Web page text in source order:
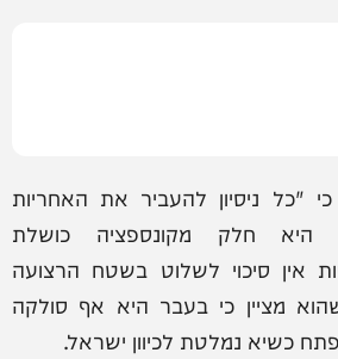
"כל ניסיון להעביר את האחריות
היא חלק מקונספציה כושלת
אין סיכוי לשלוט בשטח הרצועה
מציין כי בעבר היא אף סולקה
כשיא נמלטת לכיוון ישראל.